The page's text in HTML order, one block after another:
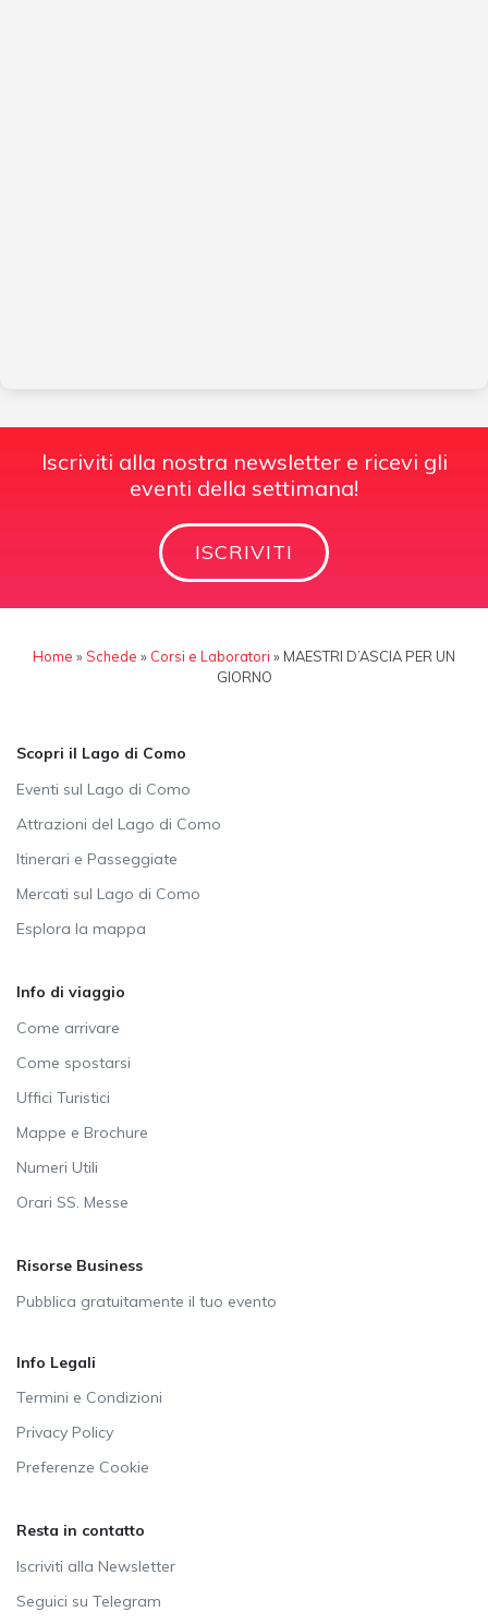
Iscriviti alla nostra newsletter e ricevi gli
eventi della settimana!
ISCRIVITI
Home »Schede » Corsi e Laboratori » MAESTRI D’ASCIA PER UN
GIORNO
Scopri il Lago di Como
Eventi sul Lago di Como
Attrazioni del Lago di Como
Itinerari e Passeggiate
Mercati sul Lago di Como
Esplora la mappa
Info di viaggio
Come arrivare
Come spostarsi
Uffici Turistici
Mappe e Brochure
Numeri Utili
Orari SS. Messe
Risorse Business
Pubblica gratuitamente il tuo evento
Info Legali
Termini e Condizioni
Privacy Policy
Preferenze Cookie
Resta in contatto
Iscriviti alla Newsletter
Seguici su Telegram